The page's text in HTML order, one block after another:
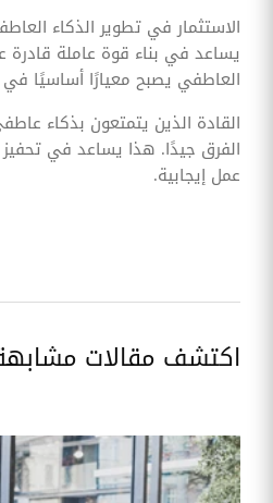
الاستثمار في تطوير الذكاء
يساعد في بناء قوة عاملة قادرة
العاطفي يصبح معيارًا أساسيًا في
القادة الذين يتمتعون بذكاء
الفرق جيدًا. هذا يساعد في
عمل إيجابية.
اكتشف مقالات